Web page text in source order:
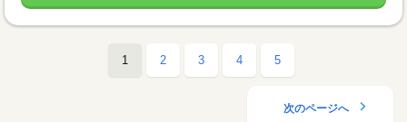
1 2 3 4 5
次のページへ